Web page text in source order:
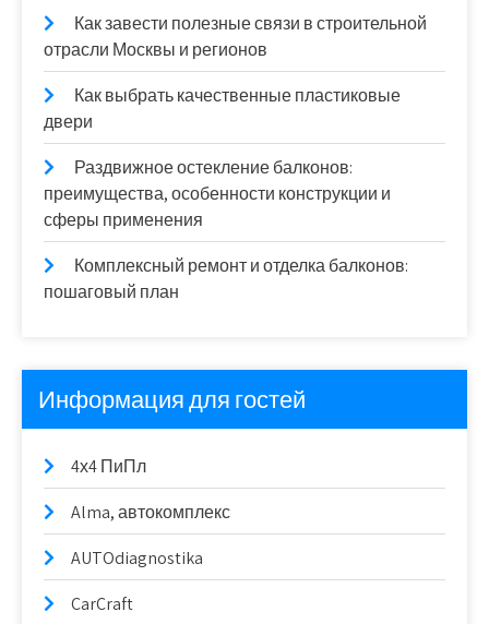
Как завести полезные связи в строительной
отрасли Москвы и регионов
Как выбрать качественные пластиковые
двери
Раздвижное остекление балконов:
преимущества, особенности конструкции и
сферы применения
Комплексный ремонт и отделка балконов:
пошаговый план
Информация для гостей
4х4 ПиПл
Alma, автокомплекс
AUTOdiagnostika
CarCraft